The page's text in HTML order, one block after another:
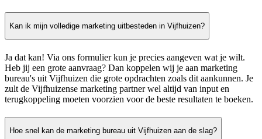
Kan ik mijn volledige marketing uitbesteden in Vijfhuizen?
Ja dat kan! Via ons formulier kun je precies aangeven wat je wilt.
Heb jij een grote aanvraag? Dan koppelen wij je aan marketing
bureau's uit Vijfhuizen die grote opdrachten zoals dit aankunnen. Je
zult de Vijfhuizense marketing partner wel altijd van input en
terugkoppeling moeten voorzien voor de beste resultaten te boeken.
Hoe snel kan de marketing bureau uit Vijfhuizen aan de slag?